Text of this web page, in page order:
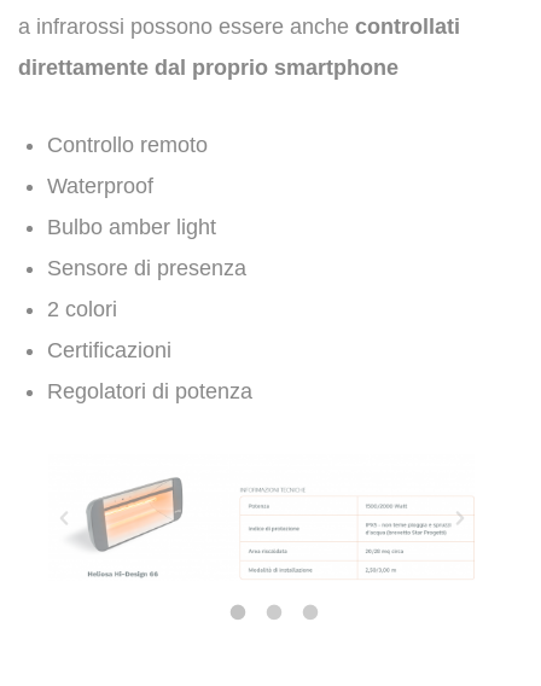
a infrarossi possono essere anche controllati
direttamente dal proprio smartphone​
Controllo remoto
Waterproof
Bulbo amber light​
Sensore di presenza
2 colori
Certificazioni
Regolatori di potenza